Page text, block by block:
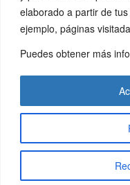
elaborado a partir de
ejemplo, páginas
Puedes obtener más
MÁS CERCA DE
Normas y Reglamentos
Aviso Legal
DÓNDE